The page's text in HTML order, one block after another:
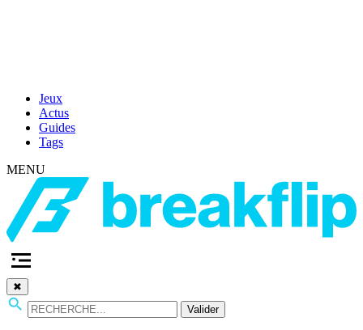
Jeux
Actus
Guides
Tags
MENU
✖
Valider